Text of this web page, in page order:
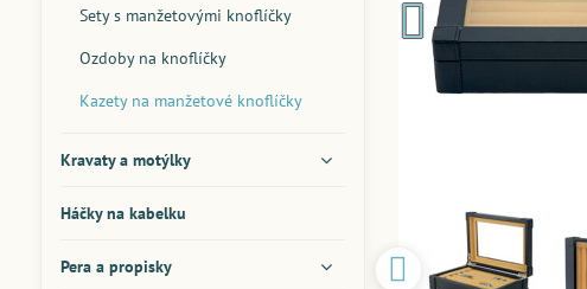
Sety s manžetovými knoflíčky
Ozdoby na knoflíčky
Kazety na manžetové knoflíčky
Kravaty a motýlky
Háčky na kabelku
Pera a propisky